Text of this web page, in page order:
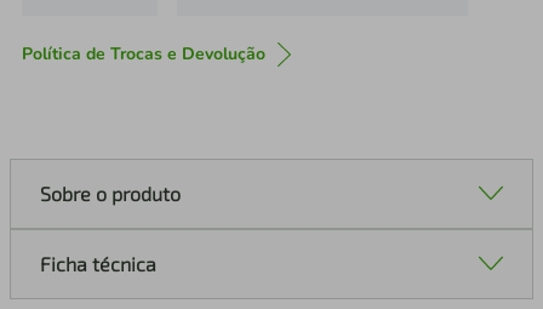
Política de Trocas e Devolução
Sobre o produto
Ficha técnica